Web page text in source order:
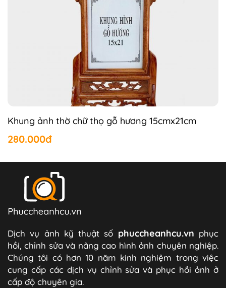
Khung ảnh thờ chữ thọ gỗ hương 15cmx21cm
280.000đ
Dịch vụ ảnh kỹ thuật số phuccheanhcu.vn phục
hồi, chỉnh sửa và nâng cao hình ảnh chuyên nghiệp.
Chúng tôi có hơn 10 năm kinh nghiệm trong việc
cung cấp các dịch vụ chỉnh sửa và phục hồi ảnh ở
cấp độ chuyên gia.